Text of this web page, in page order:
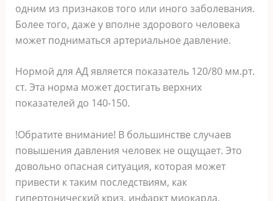
одним из признаков того или иного заболевания.
Более того, даже у вполне здорового человека
может подниматься артериальное давление.
Нормой для АД является показатель 120/80 мм.рт.
ст. Эта норма может достигать верхних
показателей до 140-150.
!Обратите внимание! В большинстве случаев
повышения давления человек не ощущает. Это
довольно опасная ситуация, которая может
привести к таким последствиям, как
гипертонический криз, инфаркт миокарда,